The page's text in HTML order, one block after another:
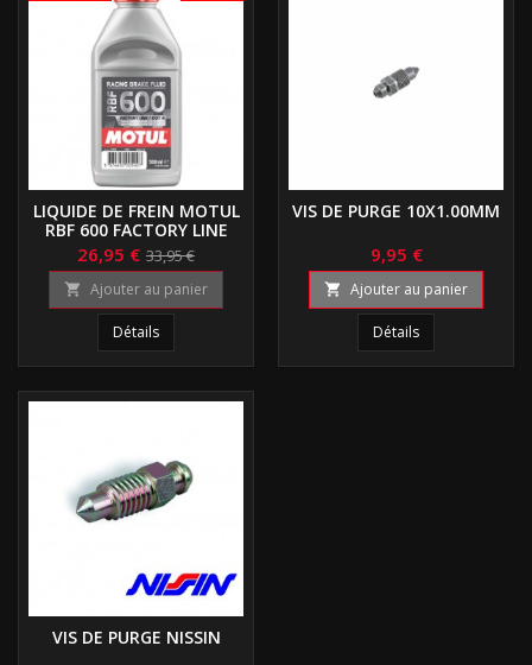
LIQUIDE DE FREIN MOTUL
RBF 600 FACTORY LINE
26,95 € 33,95 €
 Ajouter au panier
Détails
VIS DE PURGE 10X1.00MM
9,95 €
 Ajouter au panier
Détails
VIS DE PURGE NISSIN